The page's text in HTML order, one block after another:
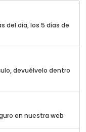
del día, los 5 días de
devuélvelo dentro
en nuestra web